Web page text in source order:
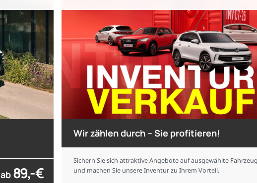
ab 89,- €
Wir zählen durch – Sie profitieren!
Sichern Sie sich attraktive Angebote auf ausgewählte
und machen Sie unsere Inventur zu Ihrem Vorteil.